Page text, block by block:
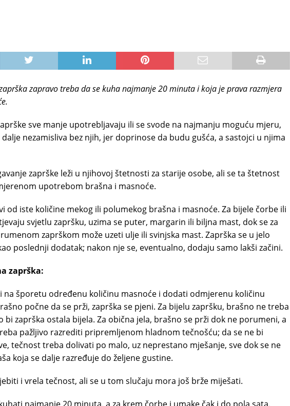
zapravo treba da se kuha najmanje 20 minuta i koja je prava razmjera
sve manje upotrebljavaju ili se svode na najmanju moguću mjeru,
nezamisliva bez njih, jer doprinose da budu gušća, a sastojci u njima
zaprške leži u njihovoj štetnosti za starije osobe, ali se ta štetnost
upotrebom brašna i masnoće.
od iste količine mekog ili polumekog brašna i masnoće. Za bijele čorbe ili
svjetlu zapršku, uzima se puter, margarin ili biljna mast, dok se za
zaprškom može uzeti ulje ili svinjska mast. Zaprška se u jelo
poslednji dodatak; nakon nje se, eventualno, dodaju samo lakši začini.
zaprška:
na šporetu određenu količinu masnoće i dodati odmjerenu količinu
počne da se prži, zaprška se pjeni. Za bijelu zapršku, brašno ne treba
bi zaprška ostala bijela. Za obična jela, brašno se prži dok ne porumeni, a
pažljivo razrediti pripremljenom hladnom tečnošću; da se ne bi
tečnost treba dolivati po malo, uz neprestano mješanje, sve dok se ne
koja se dalje razređuje do željene gustine.
i vrela tečnost, ali se u tom slučaju mora još brže miješati.